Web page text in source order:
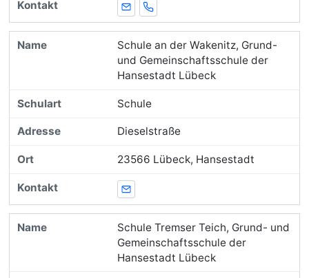
E-MailTelefon
Schule an der Wakenitz, Grund-
und Gemeinschaftsschule der
Hansestadt Lübeck
Schule
Dieselstraße
23566 Lübeck, Hansestadt
E-Mail
Schule Tremser Teich, Grund- und
Gemeinschaftsschule der
Hansestadt Lübeck